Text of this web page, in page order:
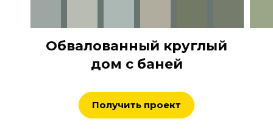
Обвалованный круглый
дом с баней
Получить проект